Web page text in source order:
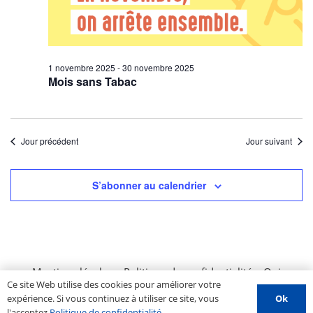
Mois sans Tabac
1 novembre 2025 -30 novembre 2025
Jour précédent Jour suivant
S’abonner au calendrier
Mentions légales–Politique de confidentialité–Qui
sommes nous ?–Contactez-nous –Espace PROS
Soumettre un évènement
Ce site Web utilise des cookies pour améliorer votre
expérience. Si vous continuez à utiliser ce site, vous
Ok